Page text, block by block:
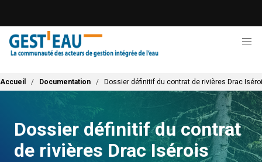
contenu
principal
Fil d'Ariane
Accueil Documentation Dossier définitif du contrat de rivières Drac
Dossier définitif du contrat
de rivières Drac Isérois